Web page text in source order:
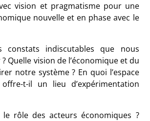
vision et pragmatisme pour une
nouvelle et en phase avec le
constats indiscutables que nous
Quelle vision de l’économique et du
notre système ? En quoi l’espace
t-il un lieu d’expérimentation
rôle des acteurs économiques ?